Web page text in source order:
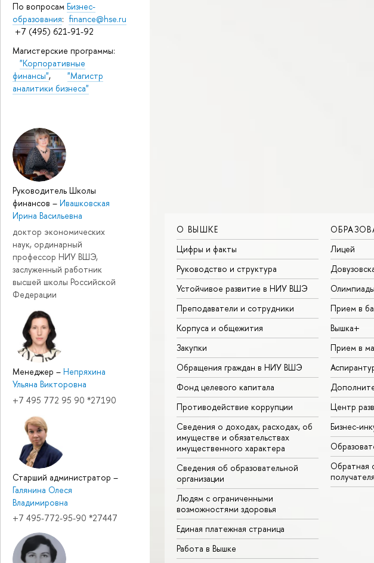
По вопросам Бизнес-
образования: finance@hse.ru
+7 (495) 621-91-92
Магистерские программы:
"Корпоративные
финансы", "Магистр
аналитики бизнеса"
Руководитель Школы
финансов – Ивашковская
Ирина Васильевна
доктор экономических
наук, ординарный
профессор НИУ ВШЭ,
заслуженный работник
высшей школы Российской
Федерации
Менеджер – Непряхина
Ульяна Викторовна
+7 495 772 95 90 *27190
Старший администратор –
Галянина Олеся
Владимировна
+7 495-772-95-90 *27447
О ВЫШКЕ
Цифры и факты
Руководство и структура
Устойчивое развитие в НИУ ВШЭ
Преподаватели и сотрудники
Корпуса и общежития
Закупки
Обращения граждан в НИУ ВШЭ
Фонд целевого капитала
Противодействие коррупции
Сведения о доходах, расходах, об
имуществе и обязательствах
имущественного характера
Сведения об образовательной
организации
Людям с ограниченными
возможностями здоровья
Единая платежная страница
Работа в Вышке
Лицей
Олимпиады
Прием в
Вышка+
Прием в
Центр
Бизнес-
Обратная